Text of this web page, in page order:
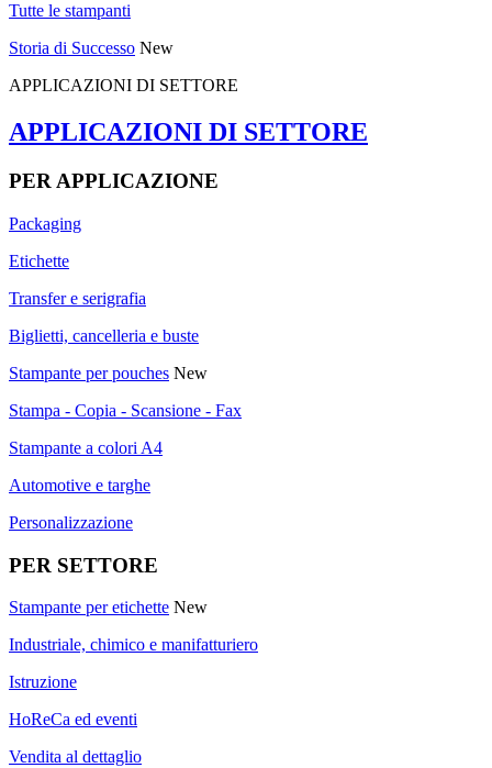
Tutte le stampanti
Storia di Successo New
APPLICAZIONI DI SETTORE
APPLICAZIONI DI SETTORE
PER APPLICAZIONE
Packaging
Etichette
Transfer e serigrafia
Biglietti, cancelleria e buste
Stampante per pouches New
Stampa - Copia - Scansione - Fax
Stampante a colori A4
Automotive e targhe
Personalizzazione
PER SETTORE
Stampante per etichette New
Industriale, chimico e manifatturiero
Istruzione
HoReCa ed eventi
Vendita al dettaglio